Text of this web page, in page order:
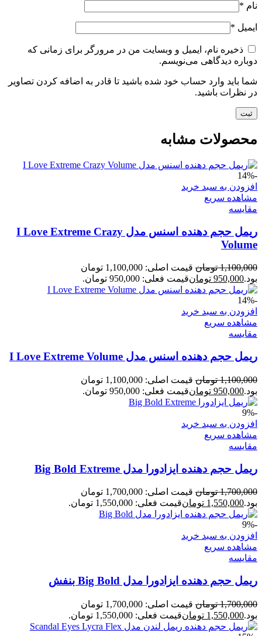
نام *
ایمیل *
ذخیره نام، ایمیل و وبسایت من در مرورگر برای زمانی که
دوباره دیدگاهی می‌نویسم.
شما باید وارد حساب خود شده باشید تا قادر به اضافه کردن تصاویر
در نظرات باشید.
محصولات مشابه
-14%
افزودن به سبد خرید
مشاهده سریع
مقایسه
ریمل حجم دهنده اسنس مدل I Love Extreme Crazy
Volume
1,100,000 تومان
قیمت اصلی: 1,100,000 تومان
بود.950,000 تومانقیمت فعلی: 950,000 تومان.
-14%
افزودن به سبد خرید
مشاهده سریع
مقایسه
ریمل حجم دهنده اسنس مدل I Love Extreme Volume
1,100,000 تومان
قیمت اصلی: 1,100,000 تومان
بود.950,000 تومانقیمت فعلی: 950,000 تومان.
-9%
افزودن به سبد خرید
مشاهده سریع
مقایسه
ریمل حجم دهنده ایزادورا مدل Big Bold Extreme
1,700,000 تومان
قیمت اصلی: 1,700,000 تومان
بود.1,550,000 تومانقیمت فعلی: 1,550,000 تومان.
-9%
افزودن به سبد خرید
مشاهده سریع
مقایسه
ریمل حجم دهنده ایزادورا مدل Big Bold بنفش
1,700,000 تومان
قیمت اصلی: 1,700,000 تومان
بود.1,550,000 تومانقیمت فعلی: 1,550,000 تومان.